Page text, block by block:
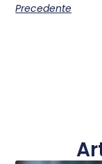
Precedente